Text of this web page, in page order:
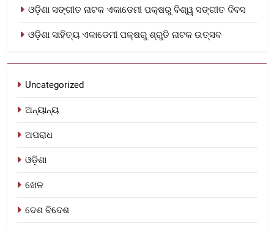
ଓଡ଼ିଶା ସଙ୍ଗୀତ ନାଟକ ଏକାଡେମୀ ପକ୍ଷରୁ ବିଶ୍ୱ ସଙ୍ଗୀତ ଦିବସ
ଓଡ଼ିଶା ସାହିତ୍ୟ ଏକାଡେମୀ ପକ୍ଷରୁ ଶ୍ରୁତି ନାଟକ ଉତ୍ସବ
Uncategorized
ଅନ୍ୟାନ୍ୟ
ଅପରାଧ
ଓଡ଼ିଶା
ଖେଳ
ଦେଶ ବିଦେଶ